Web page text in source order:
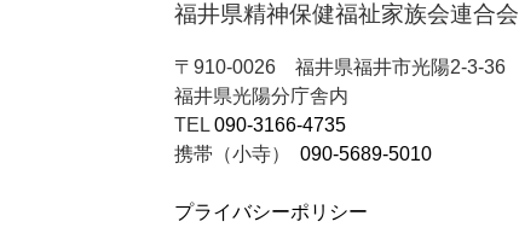
福井県精神保健福祉家族会連合会
〒910-0026 福井県福井市光陽2-3-36
福井県光陽分庁舎内
TEL 090-3166-4735
携帯（小寺） 090-5689-5010
プライバシーポリシー